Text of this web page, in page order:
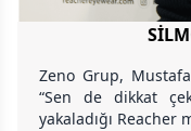
Zeno Grup,
“Sen de dikkat
yakaladığı Reacher